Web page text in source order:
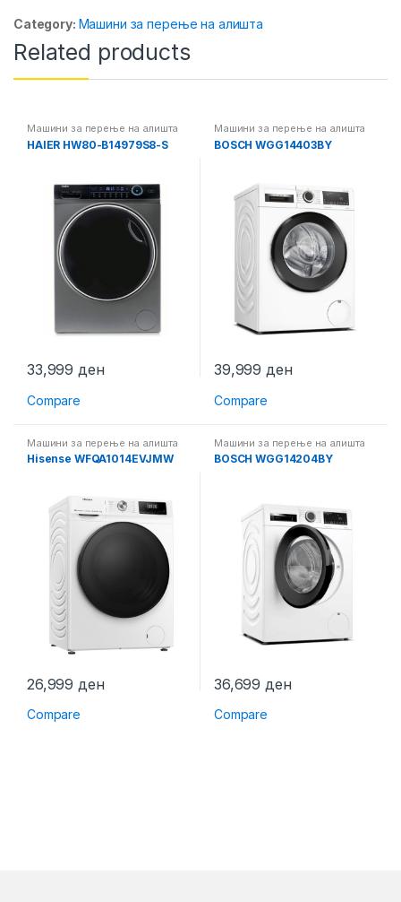
Category: Машини за перење на алишта
Related products
Машини за перење на алишта
HAIER HW80-B14979S8-S
33,999ден
Compare
Машини за перење на алишта
BOSCH WGG14403BY
39,999ден
Compare
Машини за перење на алишта
Hisense WFQA1014EVJMW
26,999 ден
Compare
Машини за перење на алишта
BOSCH WGG14204BY
36,699 ден
Compare